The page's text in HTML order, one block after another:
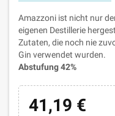
Amazzoni ist nicht nur
eigenen Destillerie
Zutaten, die noch nie
Gin verwendet wurden.
Abstufung 42%
41,19 €